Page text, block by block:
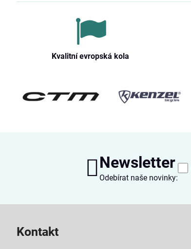
Kvalitní evropská kola
Newsletter
Odebírat naše novinky:
Kontakt